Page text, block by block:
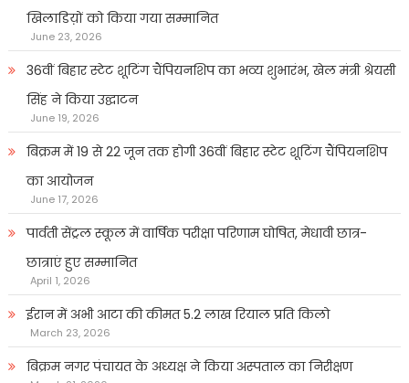
खिलाडिय़ों को किया गया सम्मानित
June 23, 2026
36वीं बिहार स्टेट शूटिंग चैंपियनशिप का भव्य शुभारंभ, खेल मंत्री श्रेयसी
सिंह ने किया उद्घाटन
June 19, 2026
बिक्रम में 19 से 22 जून तक होगी 36वीं बिहार स्टेट शूटिंग चैंपियनशिप
का आयोजन
June 17, 2026
पार्वती सेंट्रल स्कूल में वार्षिक परीक्षा परिणाम घोषित, मेधावी छात्र-
छात्राएं हुए सम्मानित
April 1, 2026
ईरान में अभी आटा की कीमत 5.2 लाख रियाल प्रति किलो
March 23, 2026
बिक्रम नगर पंचायत के अध्यक्ष ने किया अस्पताल का निरीक्षण